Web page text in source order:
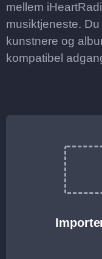
mellem
musiktjeneste.
kunstnere og
kompatibel